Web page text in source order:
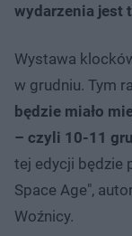
wydarzenia jest
Wystawa
w grudniu. Tym
będzie miało
– czyli 10-11
tej edycji będzie
Space Age",
Woźnicy.